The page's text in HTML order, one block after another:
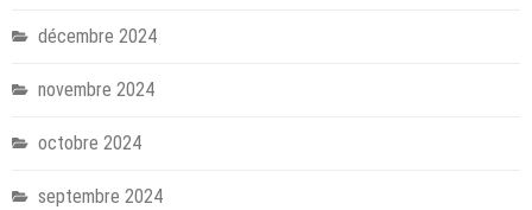
décembre 2024
novembre 2024
octobre 2024
septembre 2024